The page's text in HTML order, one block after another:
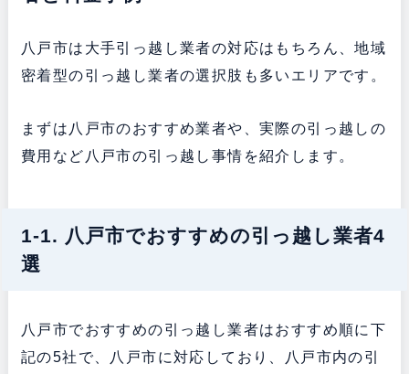
八戸市は大手引っ越し業者の対応はもちろん、地域
密着型の引っ越し業者の選択肢も多いエリアです。
まずは八戸市のおすすめ業者や、実際の引っ越しの
費用など八戸市の引っ越し事情を紹介します。
1-1. 八戸市でおすすめの引っ越し業者4
選
八戸市でおすすめの引っ越し業者はおすすめ順に下
記の5社で、八戸市に対応しており、八戸市内の引